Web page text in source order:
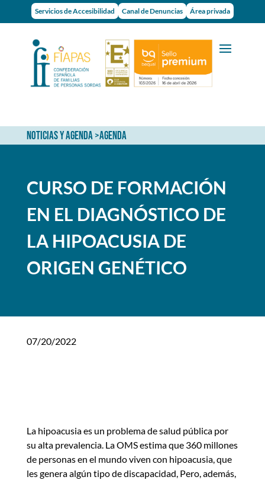
Servicios de Accesibilidad Canal de Denuncias Área privada
NOTICIAS Y AGENDA>AGENDA
CURSO DE FORMACIÓN
EN EL DIAGNÓSTICO DE
LA HIPOACUSIA DE
ORIGEN GENÉTICO
07/20/2022
La hipoacusia es un problema de salud pública por
su alta prevalencia. La OMS estima que 360 millones
de personas en el mundo viven con hipoacusia, que
les genera algún tipo de discapacidad, Pero, además,